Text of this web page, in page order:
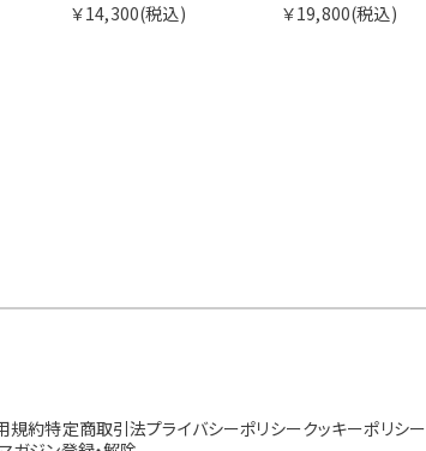
￥14,300(税込)
￥19,800(税込)
規約特定商取引法プライバシーポリシークッキーポリシー